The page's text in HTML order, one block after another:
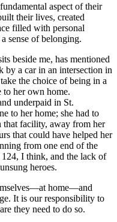
aspect of their
their lives, created
filled with personal
sense of belonging.
beside me, has mentioned
by a car in an intersection in
the choice of being in a
her own home.
underpaid in St.
to her home; she had to
facility, away from her
that could have helped her
from one end of the
I think, and the lack of
heroes.
home—and
It is our responsibility to
they need to do so.